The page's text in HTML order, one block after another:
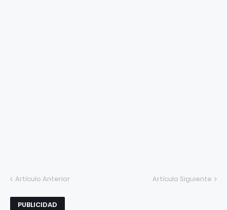
Artículo Anterior Artículo Siguiente
PUBLICIDAD